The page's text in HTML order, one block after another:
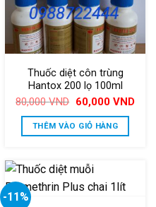
Thuốc diệt côn trùng
Hantox 200 lọ 100ml
80,000VND Giá
gốc
là:
80,000 VND.
60,000 VNDGiá
THÊM VÀO GIỎ HÀNG
-11%